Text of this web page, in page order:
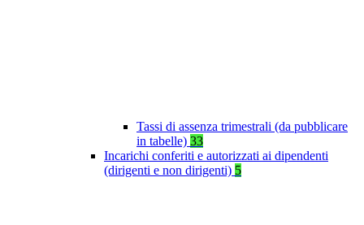
Tassi di assenza trimestrali (da pubblicare
in tabelle) 33
Incarichi conferiti e autorizzati ai dipendenti
(dirigenti e non dirigenti) 5